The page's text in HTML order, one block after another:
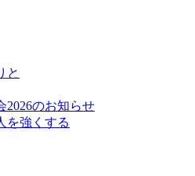
と
2026のお知らせ
を強くする